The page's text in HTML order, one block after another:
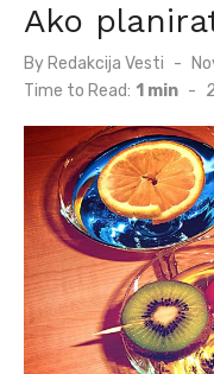
Ako
By Redakcija Vesti
on
Time to Read: 1 min -